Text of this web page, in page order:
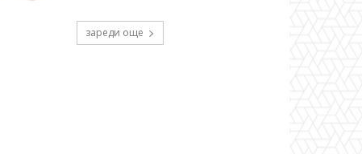
зареди още